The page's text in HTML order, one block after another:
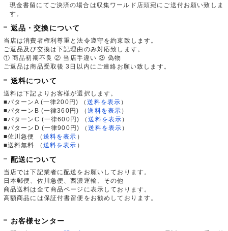
現金書留にてご決済の場合は収集ワールド店頭宛にご送付お願い致しま
す。
返品・交換について
当店は消費者権利尊重と法令遵守を約束致します。
ご返品及び交換は下記理由のみ対応致します。
① 商品初期不良 ② 当店手違い ③ 偽物
ご返品は商品受取後 3日以内にご連絡お願い致します。
送料について
送料は下記よりお客様が選択します。
■パターンA (一律200円)
（送料を表示 ）
■パターンB (一律360円)
（送料を表示 ）
■パターンC (一律600円)
（送料を表示 ）
■パターンD (一律900円)
（送料を表示 ）
■佐川急便
（ 送料を表示 ）
■送料無料
（ 送料を表示 ）
配送について
当店では下記業者に配送をお願いしております。
日本郵便、佐川急便、西濃運輸、その他
商品送料は全て商品ページに表示しております。
高額商品には保証付書留便をお勧めしております。
お客様センター